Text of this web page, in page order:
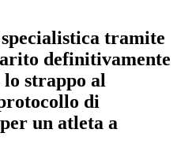
specialistica tramite
definitivamente
strappo al
di
un atleta a